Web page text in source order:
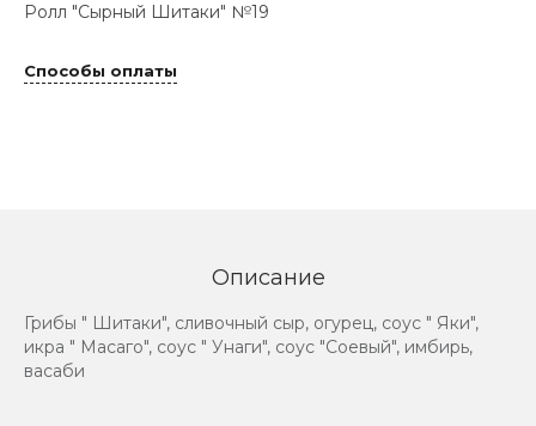
Ролл "Сырный Шитаки" №19
Способы оплаты
Описание
Грибы " Шитаки", сливочный сыр, огурец, соус " Яки",
икра " Масаго", соус " Унаги", соус "Соевый", имбирь,
васаби